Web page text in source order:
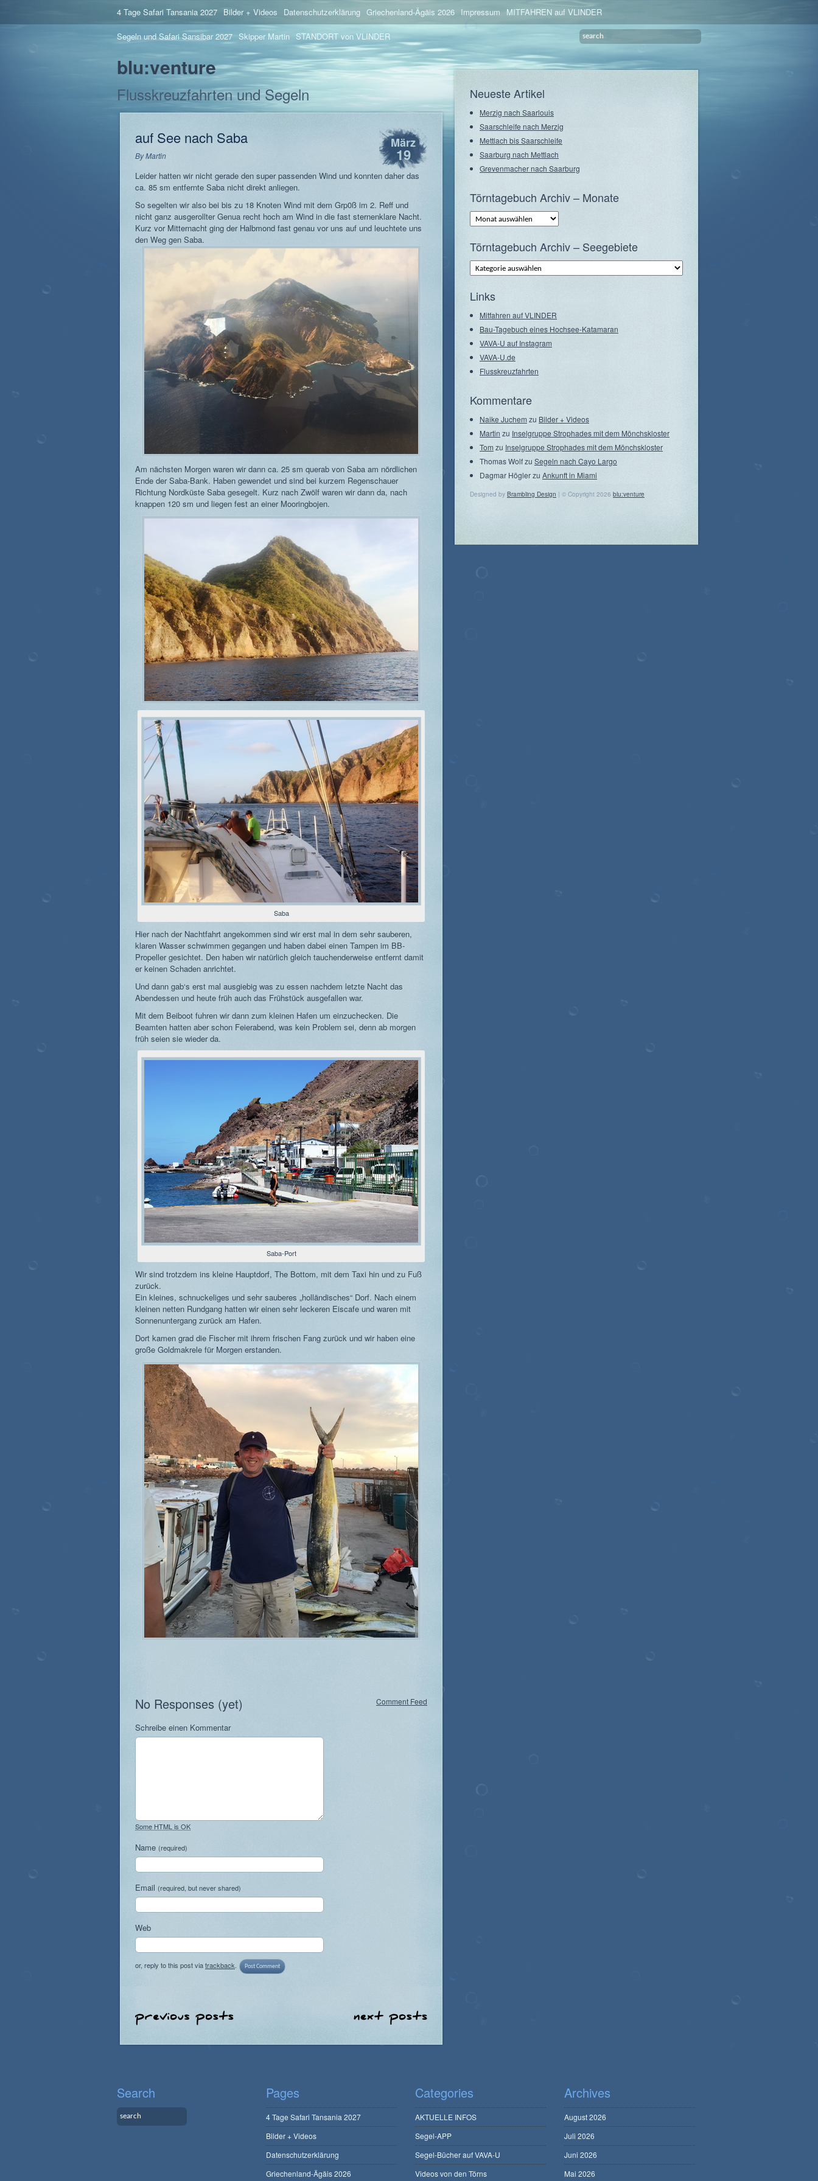
4 Tage Safari Tansania 2027 Bilder + Videos Datenschutzerklärung Griechenland-Ägäis 2026 Impressum MITFAHREN auf VLINDER
Segeln und Safari Sansibar 2027 Skipper Martin STANDORT von VLINDER
blu:venture
Flusskreuzfahrten und Segeln
auf See nach Saba
ByMartin
März
19
Leider hatten wir nicht gerade den super passenden Wind und konnten daher das
ca. 85 sm entfernte Saba nicht direkt anliegen.
So segelten wir also bei bis zu 18 Knoten Wind mit dem Grp0ß im 2. Reff und
nicht ganz ausgerollter Genua recht hoch am Wind in die fast sternenklare Nacht.
Kurz vor Mitternacht ging der Halbmond fast genau vor uns auf und leuchtete uns
den Weg gen Saba.
Am nächsten Morgen waren wir dann ca. 25 sm querab von Saba am nördlichen
Ende der Saba-Bank. Haben gewendet und sind bei kurzem Regenschauer
Richtung Nordküste Saba gesegelt. Kurz nach Zwölf waren wir dann da, nach
knappen 120 sm und liegen fest an einer Mooringbojen.
Saba
Hier nach der Nachtfahrt angekommen sind wir erst mal in dem sehr sauberen,
klaren Wasser schwimmen gegangen und haben dabei einen Tampen im BB-
Propeller gesichtet. Den haben wir natürlich gleich tauchenderweise entfernt damit
er keinen Schaden anrichtet.
Und dann gab‘s erst mal ausgiebig was zu essen nachdem letzte Nacht das
Abendessen und heute früh auch das Frühstück ausgefallen war.
Mit dem Beiboot fuhren wir dann zum kleinen Hafen um einzuchecken. Die
Beamten hatten aber schon Feierabend, was kein Problem sei, denn ab morgen
früh seien sie wieder da.
Saba-Port
Wir sind trotzdem ins kleine Hauptdorf, The Bottom, mit dem Taxi hin und zu Fuß
zurück.
Ein kleines, schnuckeliges und sehr sauberes „holländisches“ Dorf. Nach einem
kleinen netten Rundgang hatten wir einen sehr leckeren Eiscafe und waren mit
Sonnenuntergang zurück am Hafen.
Dort kamen grad die Fischer mit ihrem frischen Fang zurück und wir haben eine
große Goldmakrele für Morgen erstanden.
Comment Feed
No Responses (yet)
Schreibe einen Kommentar
Some HTML is OK
Name (required)
Email (required, but never shared)
Web
or, reply to this post viatrackback
Neueste Artikel
Merzig nach Saarlouis
Saarschleife nach Merzig
Mettlach bis Saarschleife
Saarburg nach Mettlach
Grevenmacher nach Saarburg
Törntagebuch Archiv – Monate
Törntagebuch
Archiv
–
Törntagebuch Archiv – Seegebiete
Törntagebuch
Archiv
–
Links
Mitfahren auf VLINDER
Bau-Tagebuch eines Hochsee-Katamaran
VAVA-U auf Instagram
VAVA-U.de
Flusskreuzfahrten
Kommentare
Naike Juchemzu Bilder + Videos
Martin zu Inselgruppe Strophades mit dem Mönchskloster
Tom zu Inselgruppe Strophades mit dem Mönchskloster
Thomas Wolfzu Segeln nach Cayo Largo
Dagmar Höglerzu Ankunft in Miami
Designed by Brambling Design | © Copyright 2026 blu:venture
Search Pages
4 Tage Safari Tansania 2027
Bilder + Videos
Datenschutzerklärung
Griechenland-Ägäis 2026
Categories
AKTUELLE INFOS
Segel-APP
Segel-Bücher auf VAVA-U
Videos von den Törns
Archives
August 2026
Juli 2026
Juni 2026
Mai 2026